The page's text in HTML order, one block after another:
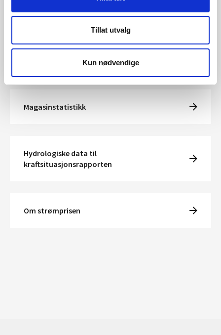
Tillat utvalg
Kun nødvendige
Arkiv for eldre kraftsituasjonsrapporter
Se også kvartalsrapport for kraftmarkedet
Magasinstatistikk
Hydrologiske data til
kraftsituasjonsrapporten
Om strømprisen